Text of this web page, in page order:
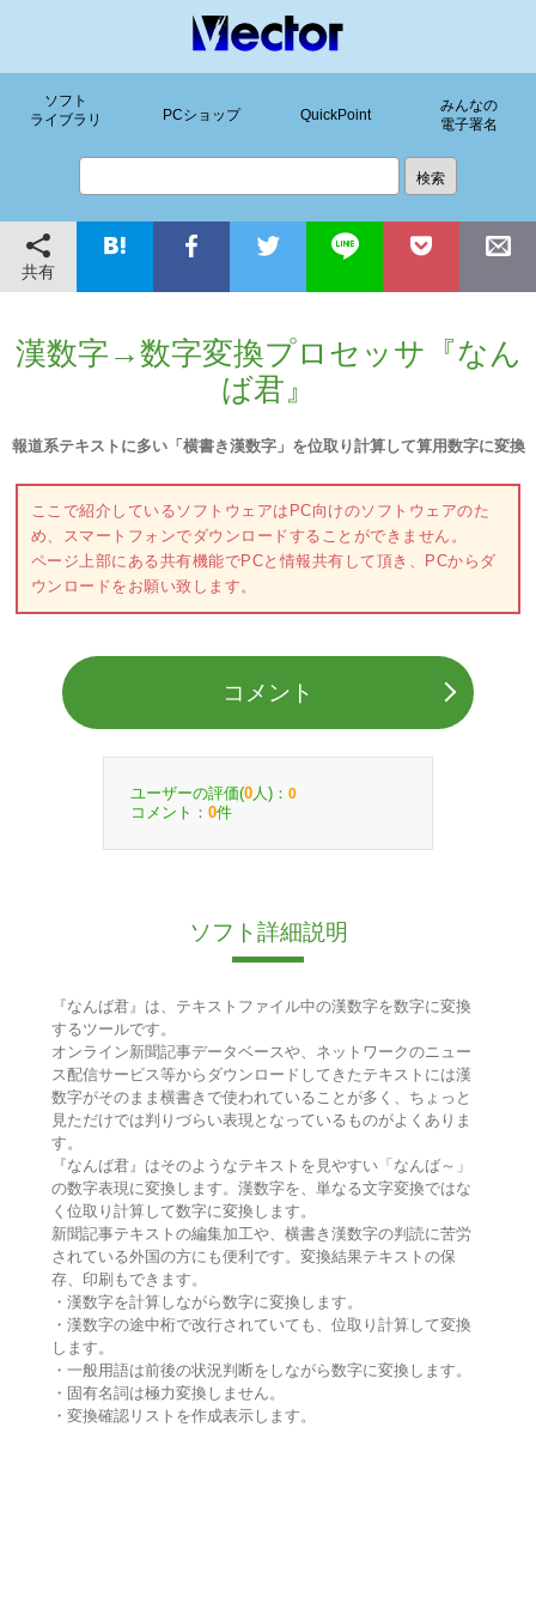
ソフト
ライブラリ
PCショップ QuickPoint
みんなの
電子署名
共有
漢数字→数字変換プロセッサ『なん
ば君』
報道系テキストに多い「横書き漢数字」を位取り計算して算用数字に変換
ここで紹介しているソフトウェアはPC向けのソフトウェアのた
め、スマートフォンでダウンロードすることができません。
ページ上部にある共有機能でPCと情報共有して頂き、PCからダ
ウンロードをお願い致します。
コメント
ユーザーの評価(0 人)： 0
コメント： 0件
ソフト詳細説明
『なんば君』は、テキストファイル中の漢数字を数字に変換
するツールです。
オンライン新聞記事データベースや、ネットワークのニュー
ス配信サービス等からダウンロードしてきたテキストには漢
数字がそのまま横書きで使われていることが多く、ちょっと
見ただけでは判りづらい表現となっているものがよくありま
す。
『なんば君』はそのようなテキストを見やすい「なんば～」
の数字表現に変換します。漢数字を、単なる文字変換ではな
く位取り計算して数字に変換します。
新聞記事テキストの編集加工や、横書き漢数字の判読に苦労
されている外国の方にも便利です。変換結果テキストの保
存、印刷もできます。
・漢数字を計算しながら数字に変換します。
・漢数字の途中桁で改行されていても、位取り計算して変換
します。
・一般用語は前後の状況判断をしながら数字に変換します。
・固有名詞は極力変換しません。
・変換確認リストを作成表示します。